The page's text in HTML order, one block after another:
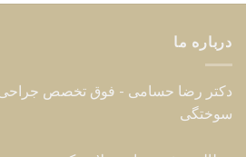
درباره ما
دکتر رضا حسامی - فوق تخصص جراحی
سوختگی